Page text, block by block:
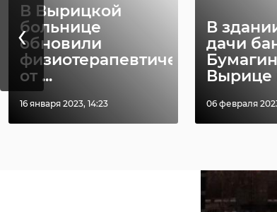
В Вырицкой
больнице
обновили
физиотерапевтическое
от ...
16 января 2023, 14:23
В
дачи
Вырице
06 февраля
‹